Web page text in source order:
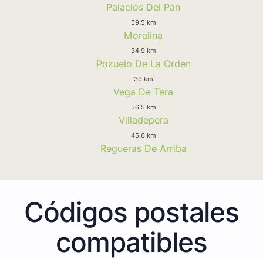
Palacios Del Pan
59.5 km
Moralina
34.9 km
Pozuelo De La Orden
39 km
Vega De Tera
56.5 km
Villadepera
45.6 km
Regueras De Arriba
Códigos postales
compatibles